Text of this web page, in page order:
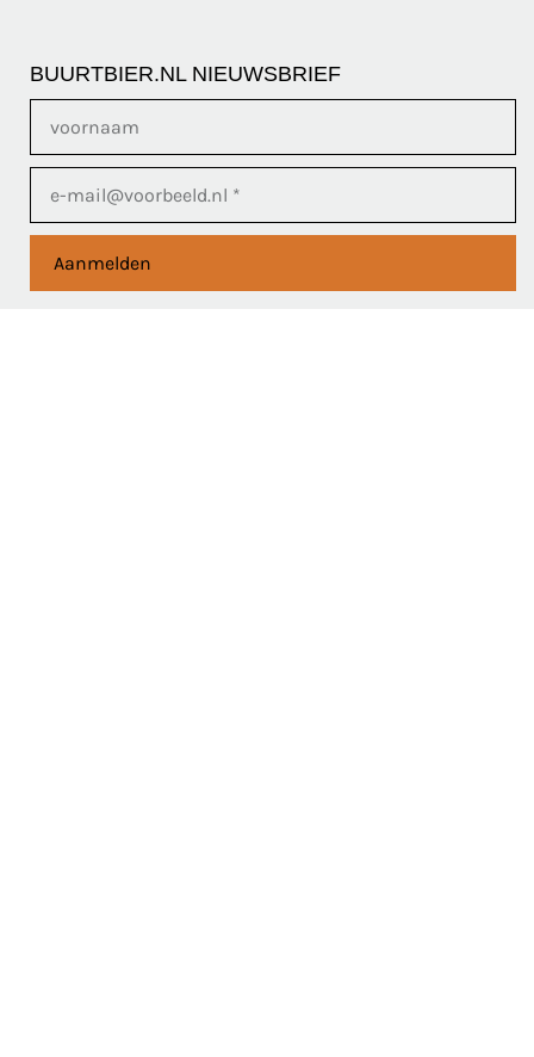
BUURTBIER.NL NIEUWSBRIEF
Aanmelden